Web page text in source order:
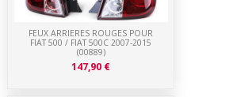
FEUX ARRIERES ROUGES POUR
FIAT 500 / FIAT 500C 2007-2015
(00889)
147,90 €